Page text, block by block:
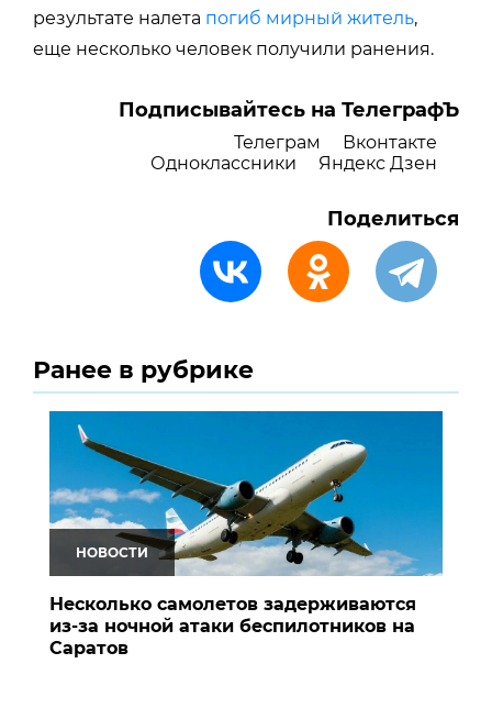
результате налета погиб мирный житель,
еще несколько человек получили ранения.
Подписывайтесь на ТелеграфЪ
Телеграм
Вконтакте
Одноклассники
Яндекс Дзен
Поделиться
Ранее в рубрике
НОВОСТИ
Несколько самолетов задерживаются
из-за ночной атаки беспилотников на
Саратов